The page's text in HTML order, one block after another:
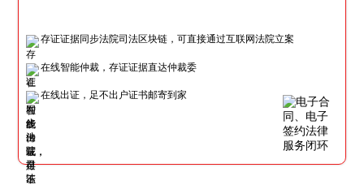
存证证据同步法院司法区块链，可直接通过互联网法院立案
在线智能仲裁，存证证据直达仲裁委
在线出证，足不出户证书邮寄到家